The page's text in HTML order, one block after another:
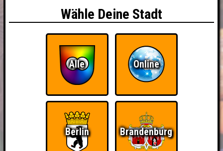
Wähle Deine Stadt
Alle Online
Berlin Brandenburg